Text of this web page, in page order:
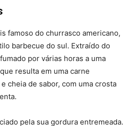
famoso do churrasco americano,
barbecue do sul. Extraído do
por várias horas a uma
resulta em uma carne
cheia de sabor, com uma crosta
pela sua gordura entremeada.